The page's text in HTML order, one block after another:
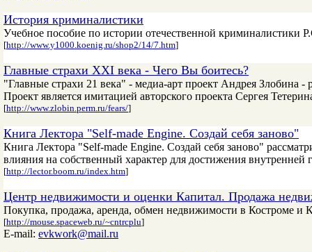
История криминалистики
Учебное пособие по истории отечественной криминалистики
[http://www.y1000.koenig.ru/shop2/14/7.htm]
Главные страхи XXI века - Чего Вы боитесь?
"Главные страхи 21 века" - медиа-арт проект Андрея Злобина -
Проект является имитацией авторского проекта Сергея
[http://www.zlobin.perm.ru/fears/]
Книга Лектора "Self-made Engine. Создай себя заново"
Книга Лектора "Self-made Engine. Создай себя заново"
влияния на собственный характер для достижения внутренней
[http://lector.boom.ru/index.htm]
Центр недвижимости и оценки Капитал. Продажа
Покупка, продажа, аренда, обмен недвижимости в Костроме
[http://mouse.spaceweb.ru/~cntrcplu]
E-mail: evkwork@mail.ru